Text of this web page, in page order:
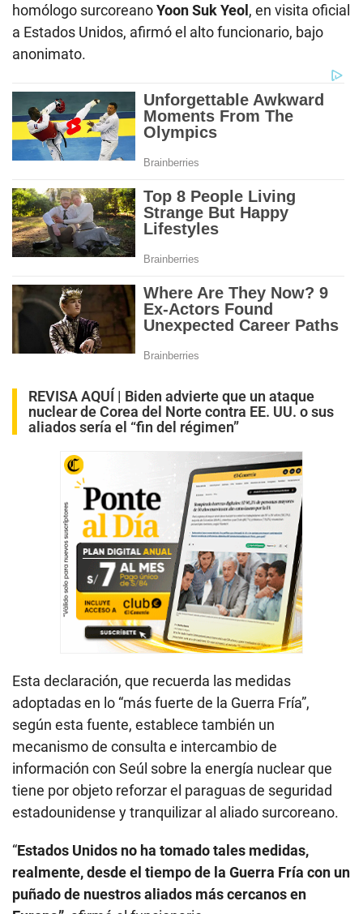
homólogo surcoreanoYoon Suk Yeol , en visita oficial
a Estados Unidos, afirmó el alto funcionario, bajo
anonimato.
REVISA AQUÍ | Biden advierte que un ataque
nuclear de Corea del Norte contra EE. UU. o sus
aliados sería el “fin del régimen”
Esta declaración, que recuerda las medidas
adoptadas en lo “más fuerte de la Guerra Fría”,
según esta fuente, establece también un
mecanismo de consulta e intercambio de
información con Seúl sobre la energía nuclear que
tiene por objeto reforzar el paraguas de seguridad
estadounidense y tranquilizar al aliado surcoreano.
“Estados Unidos no ha tomado tales medidas,
realmente, desde el tiempo de la Guerra Fría con un
puñado de nuestros aliados más cercanos en